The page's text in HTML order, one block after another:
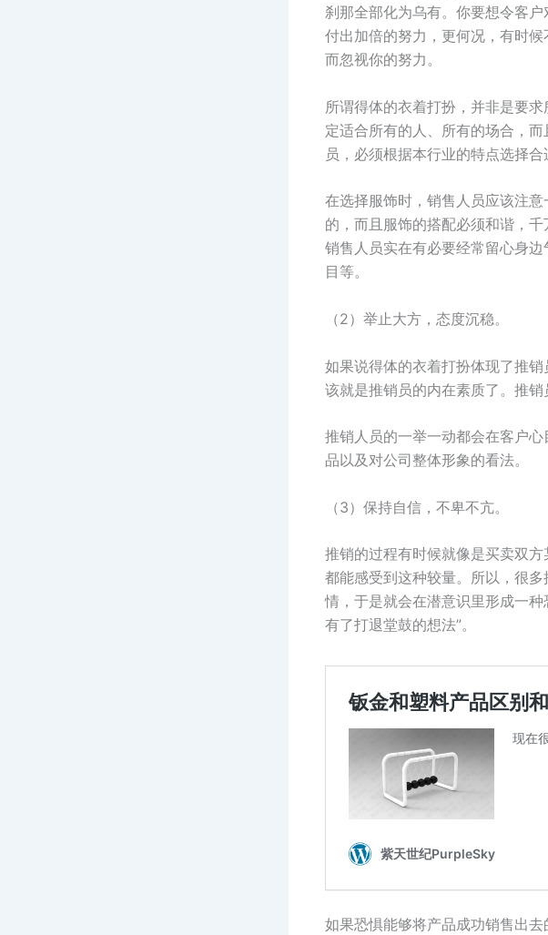
刹那全部化为乌有。你要想令客
付出加倍的努力，更何况，有时
而忽视你的努力。
所谓得体的衣着打扮，并非是要
定适合所有的人、所有的场合，
员，必须根据本行业的特点选择合
在选择服饰时，销售人员应该注
的，而且服饰的搭配必须和谐，
销售人员实在有必要经常留心身
目等。
（2）举止大方，态度沉稳。
如果说得体的衣着打扮体现了推
该就是推销员的内在素质了。推销
推销人员的一举一动都会在客户
品以及对公司整体形象的看法。
（3）保持自信，不卑不亢。
推销的过程有时候就像是买卖双
都能感受到这种较量。所以，很
情，于是就会在潜意识里形成一
有了打退堂鼓的想法”。
如果恐惧能够将产品成功销售出